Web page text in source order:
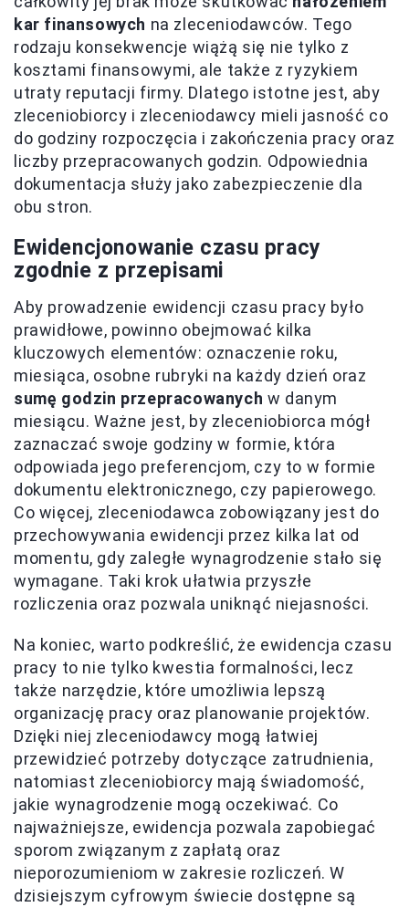
kar finansowych na zleceniodawców. Tego
rodzaju konsekwencje wiążą się nie tylko z
kosztami finansowymi, ale także z ryzykiem
utraty reputacji firmy. Dlatego istotne jest, aby
zleceniobiorcy i zleceniodawcy mieli jasność co
do godziny rozpoczęcia i zakończenia pracy oraz
liczby przepracowanych godzin. Odpowiednia
dokumentacja służy jako zabezpieczenie dla
obu stron.
Ewidencjonowanie czasu pracy
zgodnie z przepisami
Aby prowadzenie ewidencji czasu pracy było
prawidłowe, powinno obejmować kilka
kluczowych elementów: oznaczenie roku,
miesiąca, osobne rubryki na każdy dzień oraz
sumę godzin przepracowanych w danym
miesiącu. Ważne jest, by zleceniobiorca mógł
zaznaczać swoje godziny w formie, która
odpowiada jego preferencjom, czy to w formie
dokumentu elektronicznego, czy papierowego.
Co więcej, zleceniodawca zobowiązany jest do
przechowywania ewidencji przez kilka lat od
momentu, gdy zaległe wynagrodzenie stało się
wymagane. Taki krok ułatwia przyszłe
rozliczenia oraz pozwala uniknąć niejasności.
Na koniec, warto podkreślić, że ewidencja czasu
pracy to nie tylko kwestia formalności, lecz
także narzędzie, które umożliwia lepszą
organizację pracy oraz planowanie projektów.
Dzięki niej zleceniodawcy mogą łatwiej
przewidzieć potrzeby dotyczące zatrudnienia,
natomiast zleceniobiorcy mają świadomość,
jakie wynagrodzenie mogą oczekiwać. Co
najważniejsze, ewidencja pozwala zapobiegać
sporom związanym z zapłatą oraz
nieporozumieniom w zakresie rozliczeń. W
dzisiejszym cyfrowym świecie dostępne są